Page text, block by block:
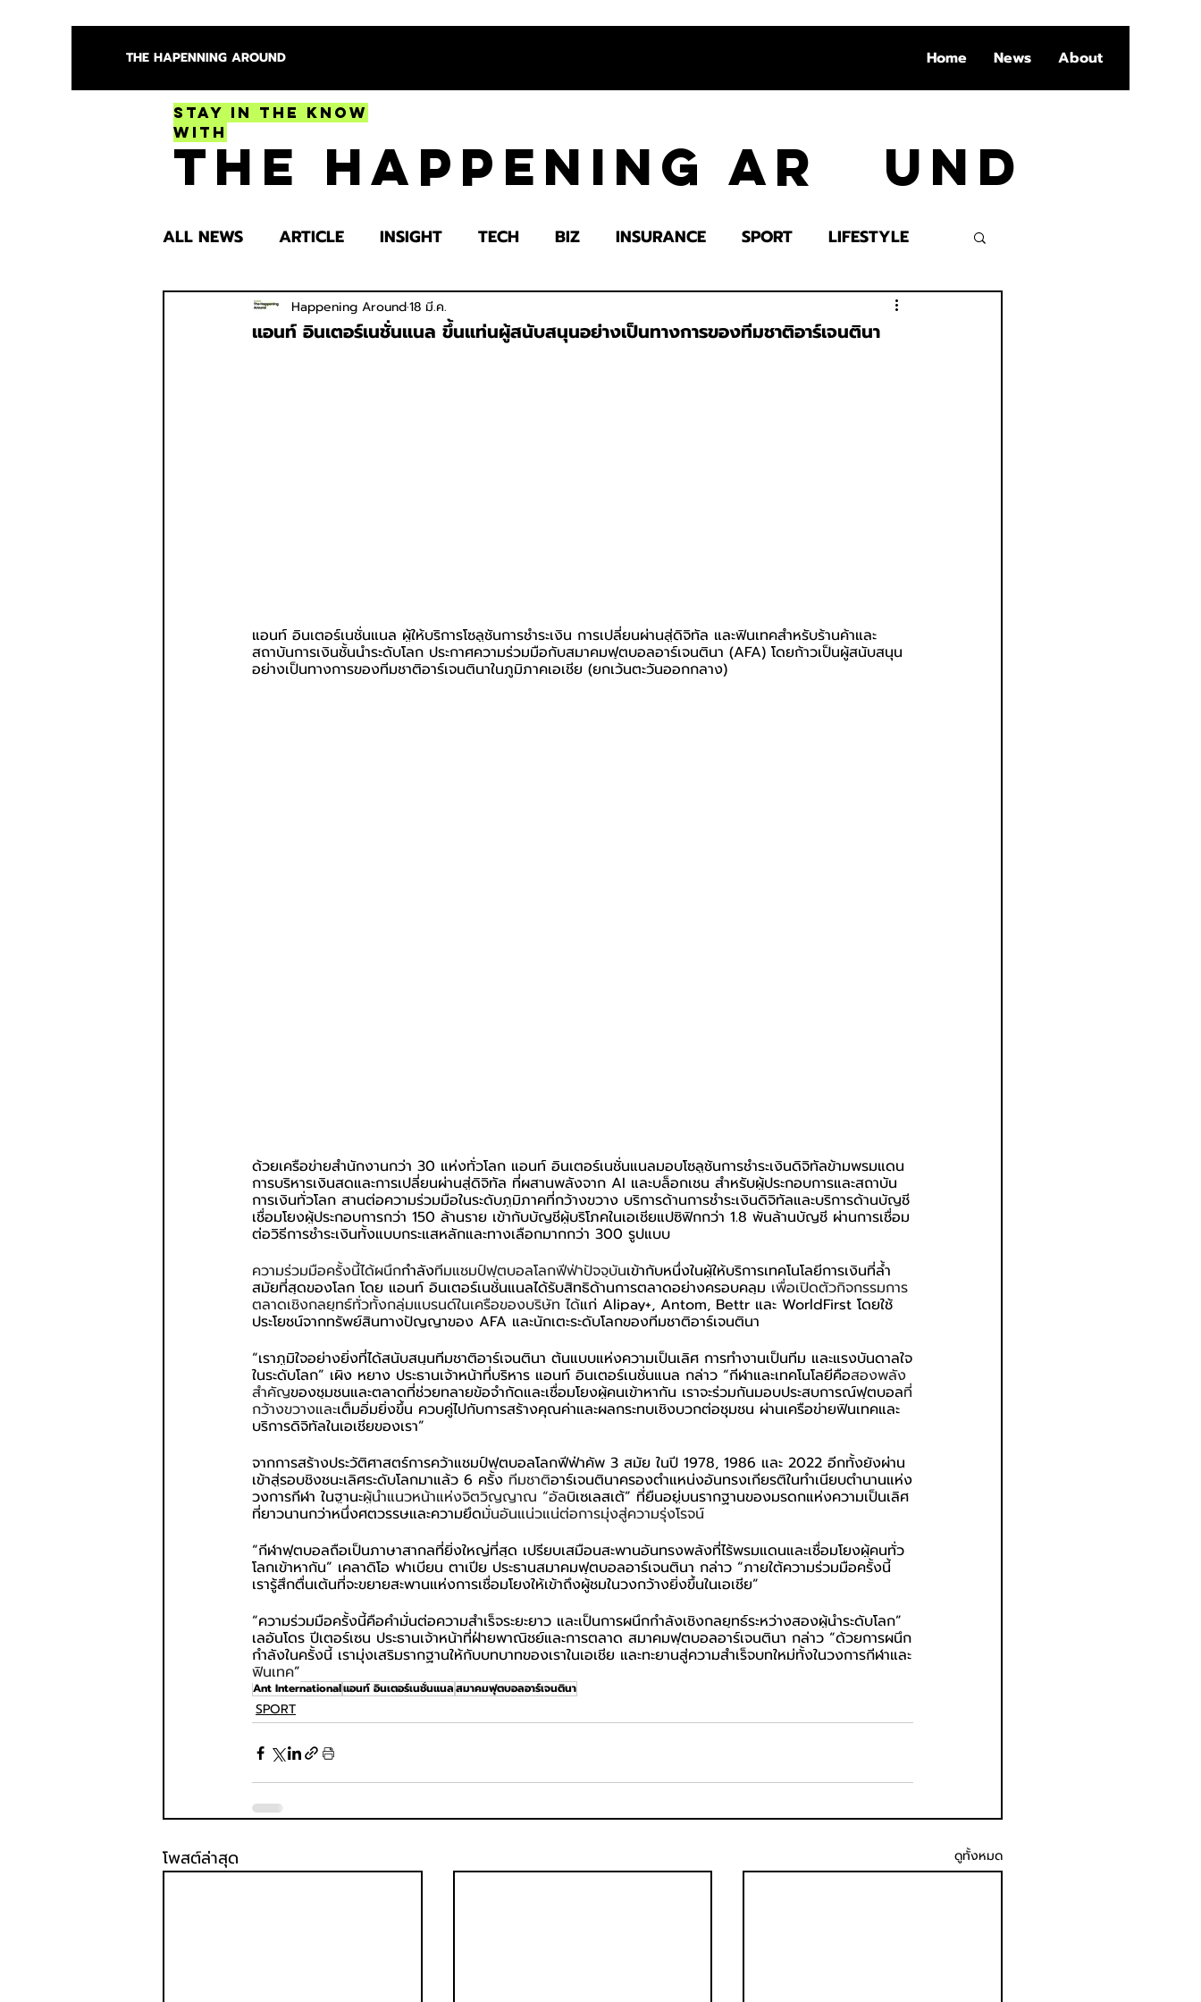
THE HAPENNING AROUND Home News About
Stay in the Know
With
The Happening Ar und
ALL NEWS ARTICLE INSIGHT TECH BIZ INSURANCE SPORT LIFESTYLE
ENTERTAINMENT HEALTH
แอนท์ อินเตอร์เนชั่นแนล ขึ้นแท่นผู้สนับสนุนอย่างเป็นทางการของทีมชาติอาร์เจนตินา
Happening Around18 มี.ค.
แอนท์ อินเตอร์เนชั่นแนล ผู้ให้บริการโซลูชันการชำระเงิน การเปลี่ยนผ่านสู่ดิจิทัล และฟินเทคสำหรับร้านค้าและ
สถาบันการเงินชั้นนำระดับโลก ประกาศความร่วมมือกับสมาคมฟุตบอลอาร์เจนตินา (AFA) โดยก้าวเป็นผู้สนับสนุน
อย่างเป็นทางการของทีมชาติอาร์เจนตินาในภูมิภาคเอเชีย (ยกเว้นตะวันออกกลาง)
ด้วยเครือข่ายสำนักงานกว่า 30 แห่งทั่วโลก แอนท์ อินเตอร์เนชั่นแนลมอบโซลูชันการชำระเงินดิจิทัลข้ามพรมแดน
การบริหารเงินสดและการเปลี่ยนผ่านสู่ดิจิทัล ที่ผสานพลังจาก AI และบล็อกเชน สำหรับผู้ประกอบการและสถาบัน
การเงินทั่วโลก สานต่อความร่วมมือในระดับภูมิภาคที่กว้างขวาง บริการด้านการชำระเงินดิจิทัลและบริการด้านบัญชี
เชื่อมโยงผู้ประกอบการกว่า 150 ล้านราย เข้ากับบัญชีผู้บริโภคในเอเชียแปซิฟิกกว่า 1.8 พันล้านบัญชี ผ่านการเชื่อม
ต่อวิธีการชำระเงินทั้งแบบกระแสหลักและทางเลือกมากกว่า 300 รูปแบบ
ความร่วมมือครั้งนี้ได้ผนึกกำลังทีมแชมป์ฟุตบอลโลกฟีฟ่าปัจจุบันเข้ากับหนึ่งในผู้ให้บริการเทคโนโลยีการเงินที่ล้ำ
สมัยที่สุดของโลก โดย แอนท์ อินเตอร์เนชั่นแนลได้รับสิทธิด้านการตลาดอย่างครอบคลุม เพื่อเปิดตัวกิจกรรมการ
ตลาดเชิงกลยุทธ์ทั่วทั้งกลุ่มแบรนด์ในเครือของบริษัท ได้แก่ Alipay+, Antom, Bettr และ WorldFirst โดยใช้
ประโยชน์จากทรัพย์สินทางปัญญาของ AFA และนักเตะระดับโลกของทีมชาติอาร์เจนตินา
“เราภูมิใจอย่างยิ่งที่ได้สนับสนุนทีมชาติอาร์เจนตินา ต้นแบบแห่งความเป็นเลิศ การทำงานเป็นทีม และแรงบันดาลใจ
ในระดับโลก” เผิง หยาง ประธานเจ้าหน้าที่บริหาร แอนท์ อินเตอร์เนชั่นแนล กล่าว “กีฬาและเทคโนโลยีคือสองพลัง
สำคัญของชุมชนและตลาดที่ช่วยทลายข้อจำกัดและเชื่อมโยงผู้คนเข้าหากัน เราจะร่วมกันมอบประสบการณ์ฟุตบอลที่
กว้างขวางและเต็มอิ่มยิ่งขึ้น ควบคู่ไปกับการสร้างคุณค่าและผลกระทบเชิงบวกต่อชุมชน ผ่านเครือข่ายฟินเทคและ
บริการดิจิทัลในเอเชียของเรา”
จากการสร้างประวัติศาสตร์การคว้าแชมป์ฟุตบอลโลกฟีฟ่าคัพ 3 สมัย ในปี 1978, 1986 และ 2022 อีกทั้งยังผ่าน
เข้าสู่รอบชิงชนะเลิศระดับโลกมาแล้ว 6 ครั้ง ทีมชาติอาร์เจนตินาครองตำแหน่งอันทรงเกียรติในทำเนียบตำนานแห่ง
วงการกีฬา ในฐานะผู้นำแนวหน้าแห่งจิตวิญญาณ “อัลบิเซเลสเต้” ที่ยืนอยู่บนรากฐานของมรดกแห่งความเป็นเลิศ
ที่ยาวนานกว่าหนึ่งศตวรรษและความยึดมั่นอันแน่วแน่ต่อการมุ่งสู่ความรุ่งโรจน์
“กีฬาฟุตบอลถือเป็นภาษาสากลที่ยิ่งใหญ่ที่สุด เปรียบเสมือนสะพานอันทรงพลังที่ไร้พรมแดนและเชื่อมโยงผู้คนทั่ว
โลกเข้าหากัน” เคลาดิโอ ฟาเบียน ตาเปีย ประธานสมาคมฟุตบอลอาร์เจนตินา กล่าว “ภายใต้ความร่วมมือครั้งนี้
เรารู้สึกตื่นเต้นที่จะขยายสะพานแห่งการเชื่อมโยงให้เข้าถึงผู้ชมในวงกว้างยิ่งขึ้นในเอเชีย”
“ความร่วมมือครั้งนี้คือคำมั่นต่อความสำเร็จระยะยาว และเป็นการผนึกกำลังเชิงกลยุทธ์ระหว่างสองผู้นำระดับโลก”
เลอันโดร ปีเตอร์เซน ประธานเจ้าหน้าที่ฝ่ายพาณิชย์และการตลาด สมาคมฟุตบอลอาร์เจนตินา กล่าว “ด้วยการผนึก
กำลังในครั้งนี้ เรามุ่งเสริมรากฐานให้กับบทบาทของเราในเอเชีย และทะยานสู่ความสำเร็จบทใหม่ทั้งในวงการกีฬาและ
ฟินเทค”
Ant Internationalแอนท์ อินเตอร์เนชั่นแนลสมาคมฟุตบอลอาร์เจนตินา
SPORT
โพสต์ล่าสุด ดูทั้งหมด